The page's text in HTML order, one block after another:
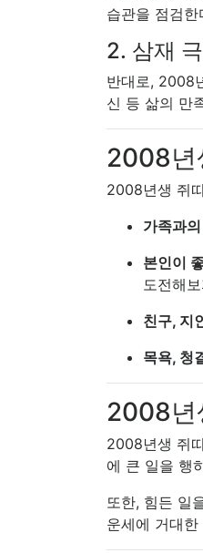
습관을 점검
2. 삼재
반대로, 2008
신 등 삶의 만
2008년
2008년생 쥐
가족과
본인이
도전해
친구, 지
목욕, 청
2008년
2008년생 쥐
에 큰 일을 행
또한, 힘든 일
운세에 거대